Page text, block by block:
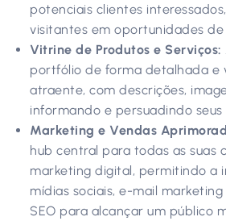
potenciais clientes
visitantes em oportunidades de
Vitrine de Produtos e Serviços:
portfólio de forma detalhada e
atraente, com descrições,
informando e persuadindo seus
Marketing e Vendas
hub central para todas as suas
marketing digital, permitindo a
mídias sociais, e-mail
SEO para alcançar um público